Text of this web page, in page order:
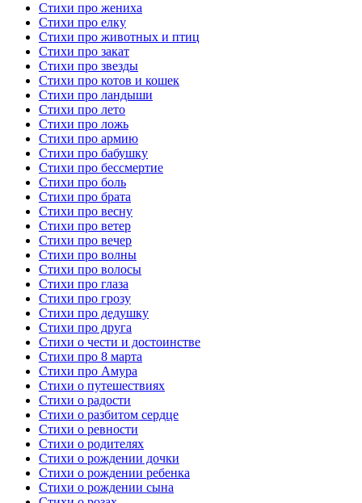
Стихи про жениха
Стихи про елку
Стихи про животных и птиц
Стихи про закат
Стихи про звезды
Стихи про котов и кошек
Стихи про ландыши
Стихи про лето
Стихи про ложь
Стихи про армию
Стихи про бабушку
Стихи про бессмертие
Стихи про боль
Стихи про брата
Стихи про весну
Стихи про ветер
Стихи про вечер
Стихи про волны
Стихи про волосы
Стихи про глаза
Стихи про грозу
Стихи про дедушку
Стихи про друга
Стихи о чести и достоинстве
Стихи про 8 марта
Стихи про Амура
Стихи о путешествиях
Стихи о радости
Стихи о разбитом сердце
Стихи о ревности
Стихи о родителях
Стихи о рождении дочки
Стихи о рождении ребенка
Стихи о рождении сына